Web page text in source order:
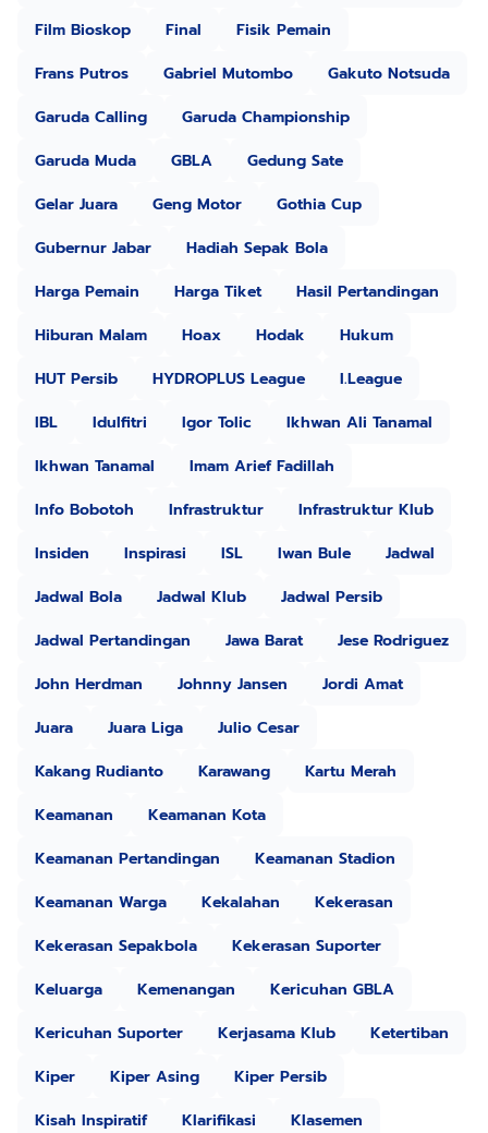
Film Bioskop
Final
Fisik Pemain
Frans Putros
Gabriel Mutombo
Gakuto Notsuda
Garuda Calling
Garuda Championship
Garuda Muda
GBLA
Gedung Sate
Gelar Juara
Geng Motor
Gothia Cup
Gubernur Jabar
Hadiah Sepak Bola
Harga Pemain
Harga Tiket
Hasil Pertandingan
Hiburan Malam
Hoax Hodak
Hukum
HUT Persib
HYDROPLUS League
I.League
IBL
Idulfitri Igor Tolic
Ikhwan Ali Tanamal
Ikhwan Tanamal
Imam Arief Fadillah
Info Bobotoh
Infrastruktur
Infrastruktur Klub
Insiden
Inspirasi ISL Iwan Bule
Jadwal
Jadwal Bola
Jadwal Klub
Jadwal Persib
Jadwal Pertandingan
Jawa Barat
Jese Rodriguez
John Herdman
Johnny Jansen
Jordi Amat
Juara
Juara Liga
Julio Cesar
Kakang Rudianto
Karawang
Kartu Merah
Keamanan
Keamanan Kota
Keamanan Pertandingan
Keamanan Stadion
Keamanan Warga
Kekalahan
Kekerasan
Kekerasan Sepakbola
Kekerasan Suporter
Keluarga
Kemenangan
Kericuhan GBLA
Kericuhan Suporter
Kerjasama Klub
Ketertiban
Kiper
Kiper Asing
Kiper Persib
Kisah Inspiratif
Klarifikasi
Klasemen